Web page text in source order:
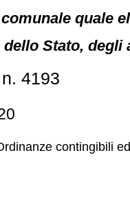
quale
Stato,
4193
contingibili